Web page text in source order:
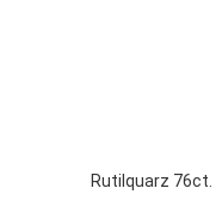
Rutilquarz 76ct.